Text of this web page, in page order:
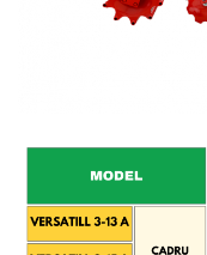
Maşini erbicidat
Pluguri Reversibile
Pluguri Rotative